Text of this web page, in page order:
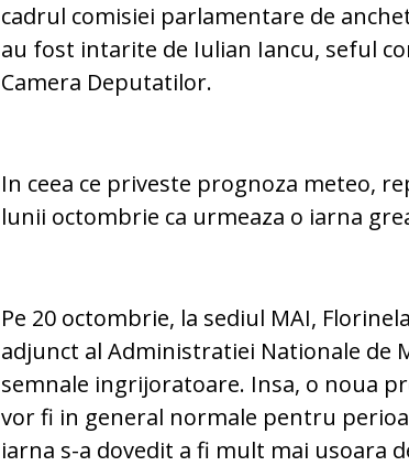
cadrul comisiei parlamentare de
au fost intarite de Iulian Iancu, seful
Camera Deputatilor.
In ceea ce priveste prognoza meteo,
lunii octombrie ca urmeaza o iarna
Pe 20 octombrie, la sediul MAI,
adjunct al Administratiei Nationale de
semnale ingrijoratoare. Insa, o noua
vor fi in general normale pentru
iarna s-a dovedit a fi mult mai usoara